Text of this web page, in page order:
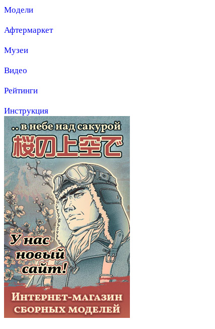
Модели
Афтермаркет
Музеи
Видео
Рейтинги
Инструкция